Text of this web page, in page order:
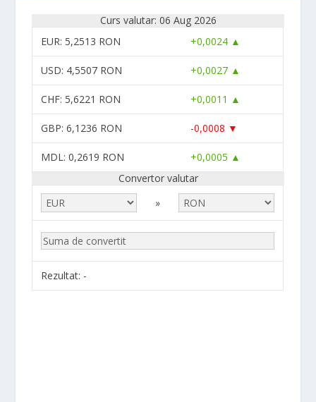
Curs valutar: 06 Aug 2026
EUR: 5,2513 RON +0,0024 ▲
USD: 4,5507 RON +0,0027 ▲
CHF: 5,6221 RON +0,0011 ▲
GBP: 6,1236 RON -0,0008 ▼
MDL: 0,2619 RON
+0,0005 ▲
Convertor valutar
»
Rezultat: -